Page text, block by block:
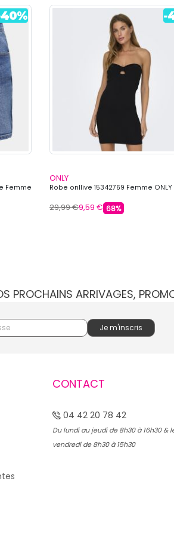
Femme
ONLY
Robe onllive 15342769 Femme ONLY
29,99 €9,59 € 68%
PROCHAINS ARRIVAGES,
CONTACT
04 42 20 78 42
Du lundi au jeudi de 8h30 à 16h30 &
vendredi de 8h30 à 15h30